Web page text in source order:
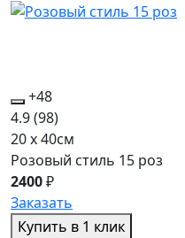
+48
4.9(98)
20 x 40см
Розовый стиль 15 роз
2400₽
Заказать
Купить в 1 клик